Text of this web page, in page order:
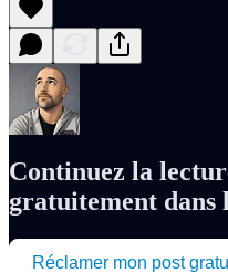
Continuez la
gratuitement dans
Réclamer mon post